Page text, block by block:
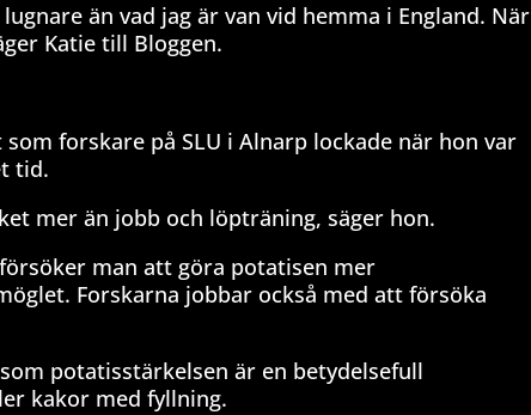
än vad jag är van vid hemma i England. När
Katie till Bloggen.
forskare på SLU i Alnarp lockade när hon var
tid.
mer än jobb och löpträning, säger hon.
man att göra potatisen mer
Forskarna jobbar också med att försöka
potatisstärkelsen är en betydelsefull
kakor med fyllning.